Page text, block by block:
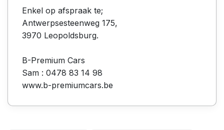
Enkel op afspraak te;
Antwerpsesteenweg 175,
3970 Leopoldsburg.
B-Premium Cars
Sam : 0478 83 14 98
www.b-premiumcars.be